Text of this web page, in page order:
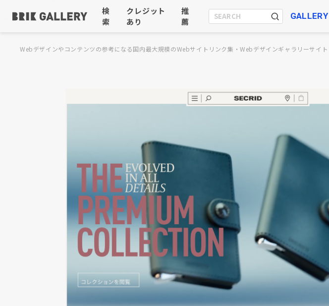
検
索
クレジット
あり
推
薦
GALLERY
Webデザインやコンテンツの参考になる国内最大規模のWebサイトリンク集・Webデザインギャラリーサイト